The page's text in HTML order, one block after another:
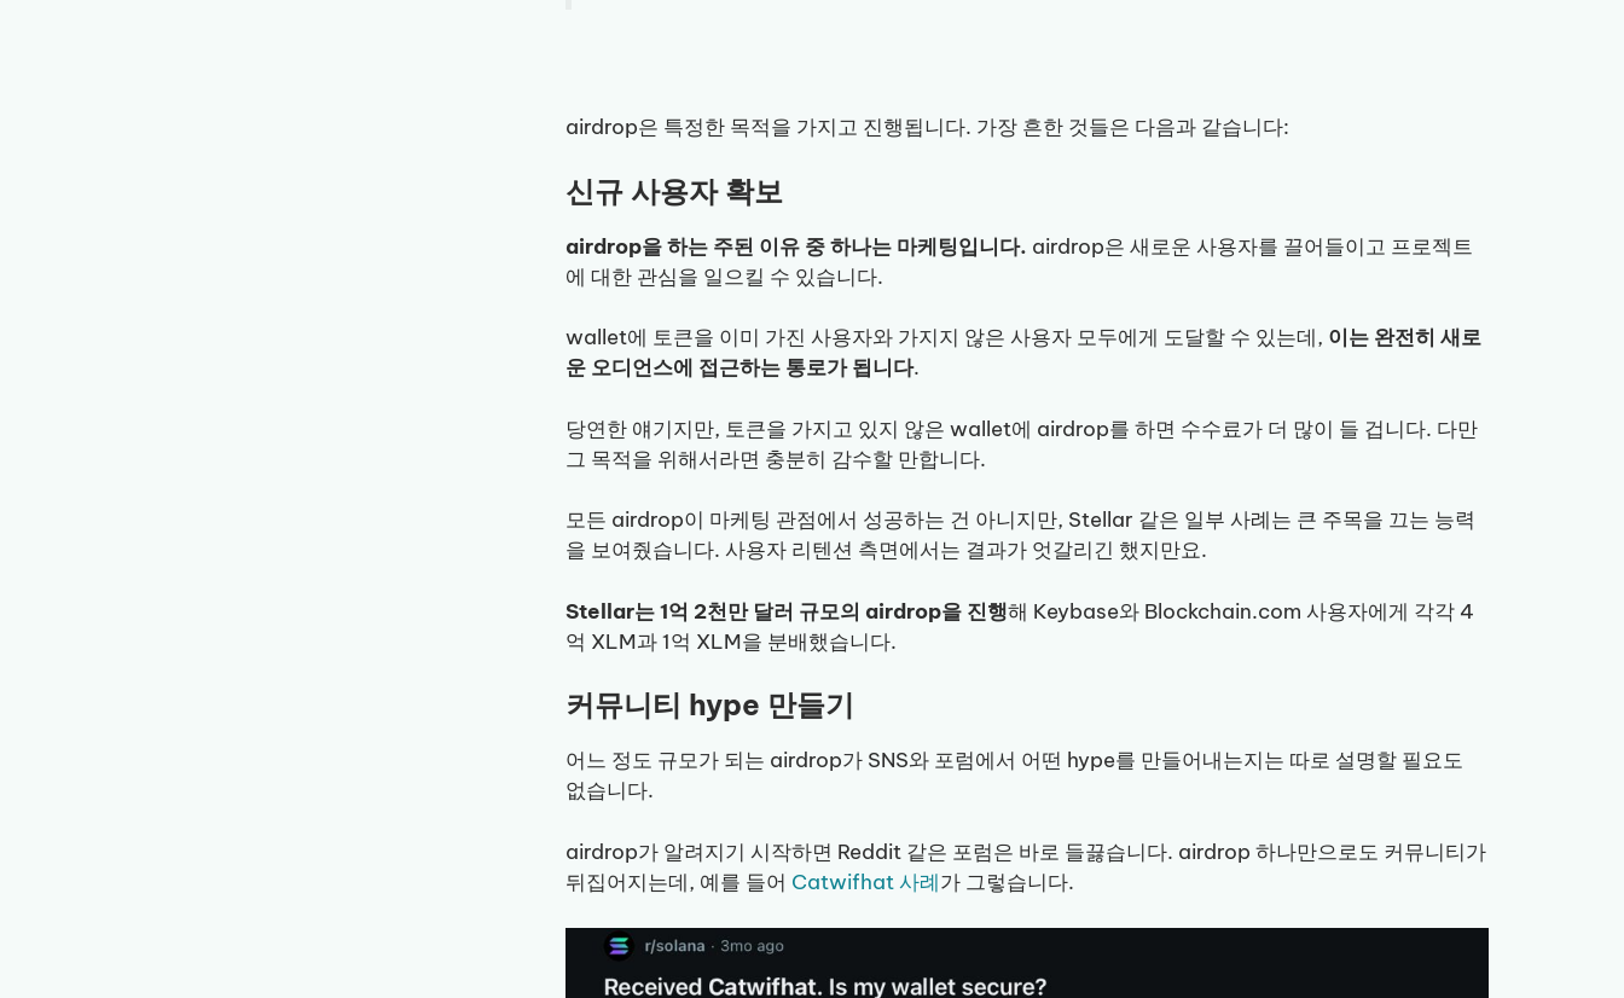
airdrop은 특정한 목적을 가지고 진행됩니다. 가장 흔한 것들은 다음과 같습니다:
신규 사용자 확보
airdrop을 하는 주된 이유 중 하나는 마케팅입니다. airdrop은 새로운 사용자를 끌어들이고 프로젝트
에 대한 관심을 일으킬 수 있습니다.
wallet에 토큰을 이미 가진 사용자와 가지지 않은 사용자 모두에게 도달할 수 있는데, 이는 완전히 새로
운 오디언스에 접근하는 통로가 됩니다.
당연한 얘기지만, 토큰을 가지고 있지 않은 wallet에 airdrop를 하면 수수료가 더 많이 들 겁니다. 다만
그 목적을 위해서라면 충분히 감수할 만합니다.
모든 airdrop이 마케팅 관점에서 성공하는 건 아니지만, Stellar 같은 일부 사례는 큰 주목을 끄는 능력
을 보여줬습니다. 사용자 리텐션 측면에서는 결과가 엇갈리긴 했지만요.
Stellar는 1억 2천만 달러 규모의 airdrop을 진행해 Keybase와 Blockchain.com 사용자에게 각각 4
억 XLM과 1억 XLM을 분배했습니다.
커뮤니티 hype 만들기
어느 정도 규모가 되는 airdrop가 SNS와 포럼에서 어떤 hype를 만들어내는지는 따로 설명할 필요도
없습니다.
airdrop가 알려지기 시작하면 Reddit 같은 포럼은 바로 들끓습니다. airdrop 하나만으로도 커뮤니티가
뒤집어지는데, 예를 들어 Catwifhat 사례가 그렇습니다.